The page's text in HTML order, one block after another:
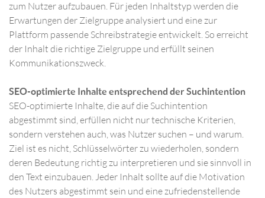
zum Nutzer aufzubauen. Für jeden Inhaltstyp werden die
Erwartungen der Zielgruppe analysiert und eine zur
Plattform passende Schreibstrategie entwickelt. So erreicht
der Inhalt die richtige Zielgruppe und erfüllt seinen
Kommunikationszweck.
SEO-optimierte Inhalte entsprechend der Suchintention
SEO-optimierte Inhalte, die auf die Suchintention
abgestimmt sind, erfüllen nicht nur technische Kriterien,
sondern verstehen auch, was Nutzer suchen – und warum.
Ziel ist es nicht, Schlüsselwörter zu wiederholen, sondern
deren Bedeutung richtig zu interpretieren und sie sinnvoll in
den Text einzubauen. Jeder Inhalt sollte auf die Motivation
des Nutzers abgestimmt sein und eine zufriedenstellende